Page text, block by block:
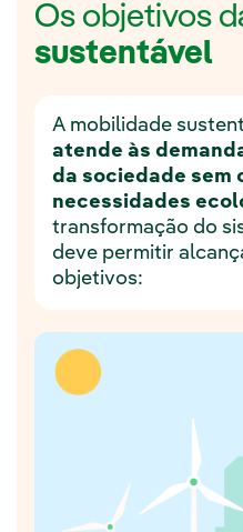
Os objetivos
sustentável
A mobilidade
atende às
da sociedade sem
necessidades
transformação do
deve permitir
objetivos: